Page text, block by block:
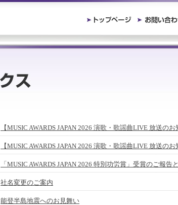
【MUSIC AWARDS JAPAN 2026 演歌・歌謡曲LIVE 放送のお
【MUSIC AWARDS JAPAN 2026 演歌・歌謡曲LIVE 放送のお
「MUSIC AWARDS JAPAN 2026 特別功労賞」受賞のご報告
社名変更のご案内
能登半島地震へのお見舞い